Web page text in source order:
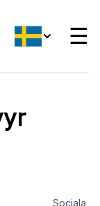
☰
Sociala